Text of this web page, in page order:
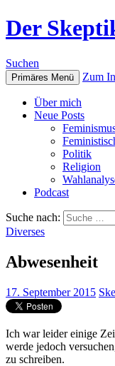
Der
Suchen
Primäres Menü Zum
Über mich
Neue Posts
Politik
Religion
Podcast
Suche nach:
Diverses
Abwesenheit
17. September 2015
Ich war leider einige
werde jedoch
zu schreiben.